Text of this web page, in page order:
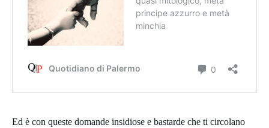
Ed è con queste domande insidiose e bastarde che ti circolano